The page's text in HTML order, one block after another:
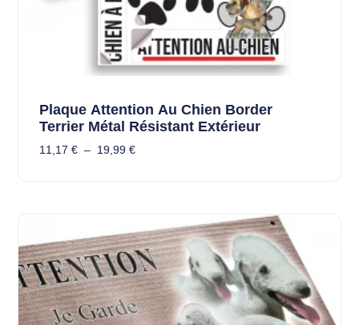
Plaque Attention Au Chien Border
Terrier Métal Résistant Extérieur
11,17 € – 19,99 €